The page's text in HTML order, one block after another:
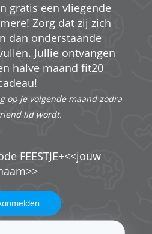
gratis een vliegende
Zorg dat zij zich
dan onderstaande
Jullie ontvangen
halve maand fit20
op je volgende maand zodra
lid wordt.
FEESTJE+<<jouw